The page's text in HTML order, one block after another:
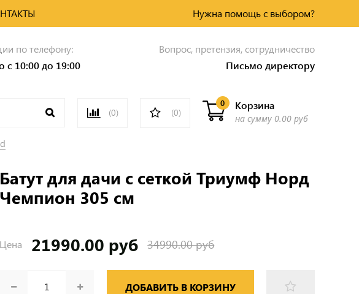
Нужна помощь с выбором?
по телефону:
с 10:00 до 19:00
Вопрос, претензия, сотрудничество
Письмо директору
(0) (0)
Корзина
0
на сумму 0.00 руб
Батут для дачи с сеткой Триумф Норд
Чемпион 305 см
Цена 21990.00 руб 34990.00 руб
ДОБАВИТЬ В КОРЗИНУ